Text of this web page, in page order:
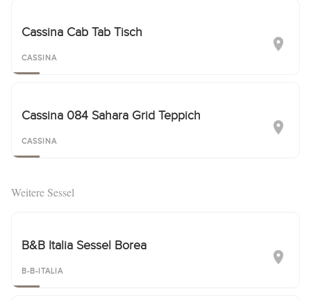
Cassina Cab Tab Tisch
CASSINA
Cassina 084 Sahara Grid Teppich
CASSINA
Weitere Sessel
B&B Italia Sessel Borea
B-B-ITALIA